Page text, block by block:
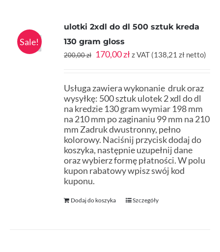
Sale!
ulotki 2xdl do dl 500 sztuk kreda
130 gram gloss
200,00zł
Pierwotna
200,00 zł.
170,00złAktualna
170,00 zł.
z VAT (138,21zł netto)
Usługa zawiera wykonanie druk oraz
wysyłkę: 500 sztuk ulotek 2 xdl do dl
na kredzie 130 gram wymiar 198 mm
na 210 mm po zaginaniu 99 mm na 210
mm Zadruk dwustronny, pełno
kolorowy. Naciśnij przycisk dodaj do
koszyka, następnie uzupełnij dane
oraz wybierz formę płatności. W polu
kupon rabatowy wpisz swój kod
kuponu.
Dodaj do koszyka Szczegóły